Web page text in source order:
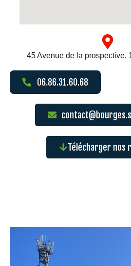
45 Avenue de la prospective,
06.86.31.60.68
Télécharger nos